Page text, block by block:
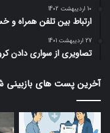
10 اردیبهشت 1402
ارتباط بین تلفن همراه و
27 اردیبهشت 1401
تصاویری از سواری دادن
آخرین پست های بازبینی